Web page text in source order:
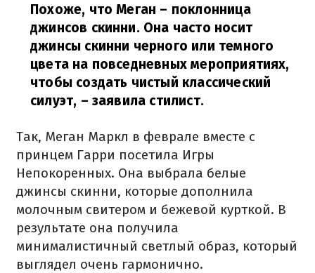
Похоже, что Меган – поклонница
джинсов скинни. Она часто носит
джинсы скинни черного или темного
цвета на повседневных мероприятиях,
чтобы создать чистый классический
силуэт, – заявила стилист.
Так, Меган Маркл в феврале вместе с
принцем Гарри посетила Игры
Непокоренных. Она выбрала белые
джинсы скинни, которые дополнила
молочным свитером и бежевой курткой. В
результате она получила
минималистичный светлый образ, который
выглядел очень гармонично.